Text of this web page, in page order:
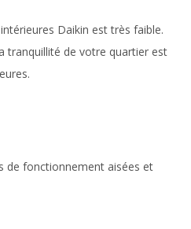
Daikin est très faible.
tranquillité de votre quartier est
de fonctionnement aisées et